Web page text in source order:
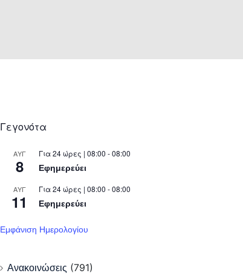
Γεγονότα
ΑΥΓ
8
Για 24 ώρες | 08:00 - 08:00
Εφημερεύει
ΑΥΓ
11
Για 24 ώρες | 08:00 - 08:00
Εφημερεύει
Εμφάνιση Ημερολογίου
Ανακοινώσεις (791)